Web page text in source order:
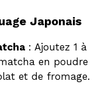
Japonais
: Ajoutez 1 à
en poudre
et de fromage.